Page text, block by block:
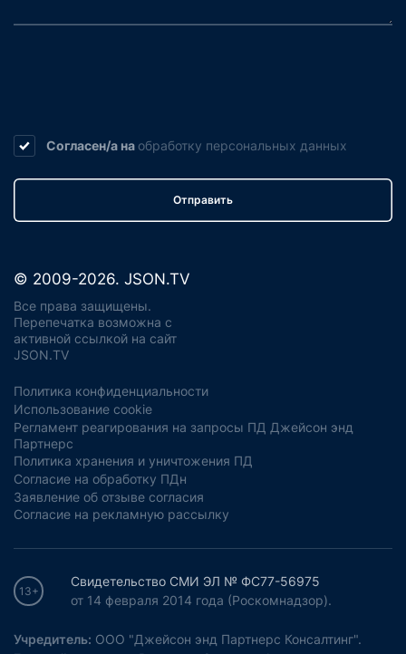
Согласен/а на обработку персональных данных
Отправить
© 2009-2026. JSON.TV
Все права защищены.
Перепечатка возможна с
активной ссылкой на сайт
JSON.TV
Политика конфиденциальности
Использование cookie
Регламент реагирования на запросы ПД Джейсон энд
Партнерс
Политика хранения и уничтожения ПД
Согласие на обработку ПДн
Заявление об отзыве согласия
Согласие на рекламную рассылку
13+
Свидетельство СМИ ЭЛ № ФС77-56975
от 14 февраля 2014 года (Роскомнадзор).
Учредитель: ООО "Джейсон энд Партнерс Консалтинг".